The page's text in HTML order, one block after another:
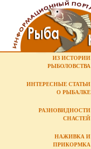
ИЗ ИСТОРИИ
РЫБОЛОВСТВА
ИНТЕРЕСНЫЕ СТАТЬИ
О РЫБАЛКЕ
РАЗНОВИДНОСТИ
СНАСТЕЙ
НАЖИВКА И
ПРИКОРМКА